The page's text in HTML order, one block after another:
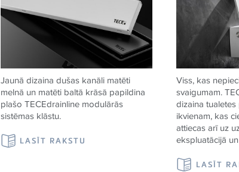
Jaunā dizaina dušas kanāli matēti
melnā un matēti baltā krāsā papildina
plašo TECEdrainline modulārās
sistēmas klāstu.
LASĪT RAKSTU
Viss, kas
svaigumam.
dizaina
ikvienam, kas
attiecas arī uz
ekspluatācijā
LASĪT